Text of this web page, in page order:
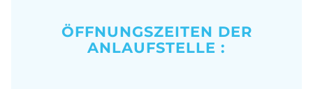
ÖFFNUNGSZEITEN DER
ANLAUFSTELLE :